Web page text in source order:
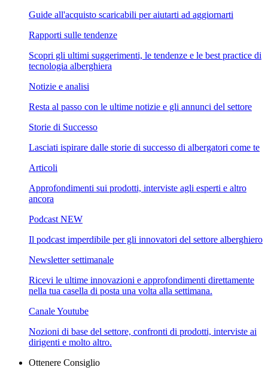
Guide all'acquisto scaricabili per aiutarti ad aggiornarti
Rapporti sulle tendenze
Scopri gli ultimi suggerimenti, le tendenze e le best practice di
tecnologia alberghiera
Notizie e analisi
Resta al passo con le ultime notizie e gli annunci del settore
Storie di Successo
Lasciati ispirare dalle storie di successo di albergatori come te
Articoli
Approfondimenti sui prodotti, interviste agli esperti e altro
ancora
Podcast NEW
Il podcast imperdibile per gli innovatori del settore alberghiero
Newsletter settimanale
Ricevi le ultime innovazioni e approfondimenti direttamente
nella tua casella di posta una volta alla settimana.
Canale Youtube
Nozioni di base del settore, confronti di prodotti, interviste ai
dirigenti e molto altro.
Ottenere Consiglio